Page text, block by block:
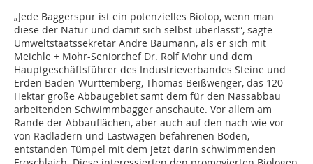
„Jede Baggerspur ist ein potenzielles Biotop, wenn man
diese der Natur und damit sich selbst überlässt“, sagte
Umweltstaatssekretär Andre Baumann, als er sich mit
Meichle + Mohr-Seniorchef Dr. Rolf Mohr und dem
Hauptgeschäftsführer des Industrieverbandes Steine und
Erden Baden-Württemberg, Thomas Beißwenger, das 120
Hektar große Abbaugebiet samt dem für den Nassabbau
arbeitenden Schwimmbagger anschaute. Vor allem am
Rande der Abbauflächen, aber auch auf den nach wie vor
von Radladern und Lastwagen befahrenen Böden,
entstanden Tümpel mit dem jetzt darin schwimmenden